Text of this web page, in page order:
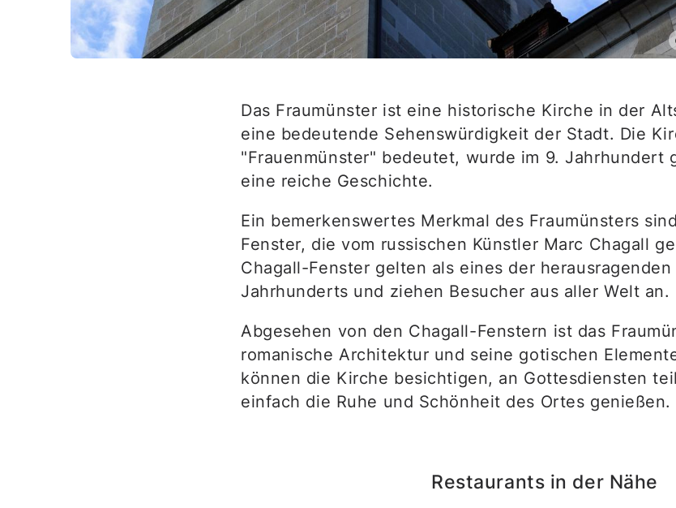
Genf
Basel
Lausanne
Luzern
St. Gallen
Lugano
Das Fraumünster ist eine historische Kirche in der
eine bedeutende Sehenswürdigkeit der Stadt. Die
"Frauenmünster" bedeutet, wurde im 9. Jahrhundert
eine reiche Geschichte.
Ein bemerkenswertes Merkmal des Fraumünsters
Fenster, die vom russischen Künstler Marc Chagall
Chagall-Fenster gelten als eines der
Jahrhunderts und ziehen Besucher aus aller Welt an.
Abgesehen von den Chagall-Fenstern ist das
romanische Architektur und seine gotischen
können die Kirche besichtigen, an Gottesdiensten
einfach die Ruhe und Schönheit des Ortes genießen.
Restaurants in der Nähe